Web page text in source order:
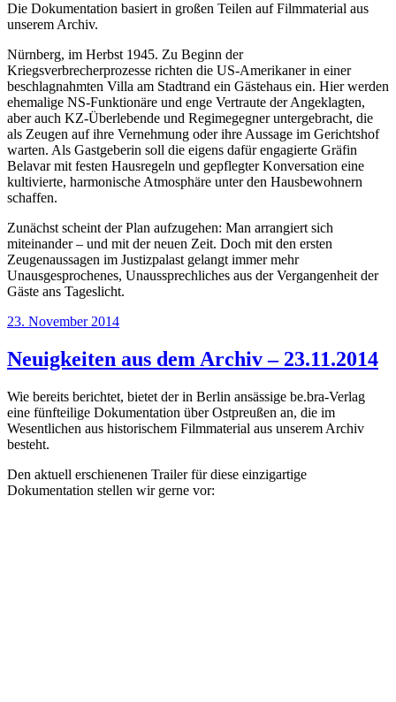
Die Dokumentation basiert in großen Teilen auf Filmmaterial aus
unserem Archiv.
Nürnberg, im Herbst 1945. Zu Beginn der
Kriegsverbrecherprozesse richten die US-Amerikaner in einer
beschlagnahmten Villa am Stadtrand ein Gästehaus ein. Hier werden
ehemalige NS-Funktionäre und enge Vertraute der Angeklagten,
aber auch KZ-Überlebende und Regimegegner untergebracht, die
als Zeugen auf ihre Vernehmung oder ihre Aussage im Gerichtshof
warten. Als Gastgeberin soll die eigens dafür engagierte Gräfin
Belavar mit festen Hausregeln und gepflegter Konversation eine
kultivierte, harmonische Atmosphäre unter den Hausbewohnern
schaffen.
Zunächst scheint der Plan aufzugehen: Man arrangiert sich
miteinander – und mit der neuen Zeit. Doch mit den ersten
Zeugenaussagen im Justizpalast gelangt immer mehr
Unausgesprochenes, Unaussprechliches aus der Vergangenheit der
Gäste ans Tageslicht.
Veröffentlicht
23. November 2014
Neuigkeiten aus dem Archiv – 23.11.2014
Wie bereits berichtet, bietet der in Berlin ansässige be.bra-Verlag
eine fünfteilige Dokumentation über Ostpreußen an, die im
Wesentlichen aus historischem Filmmaterial aus unserem Archiv
besteht.
Den aktuell erschienenen Trailer für diese einzigartige
Dokumentation stellen wir gerne vor: